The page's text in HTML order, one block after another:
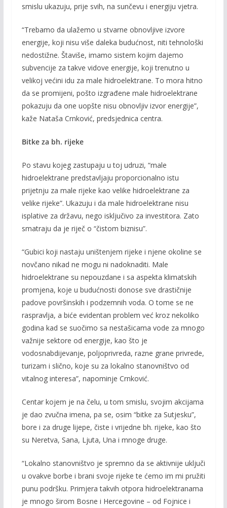
smislu ukazuju, prije svih, na sunčevu i energiju vjetra.
“Trebamo da ulažemo u stvarne obnovljive izvore
energije, koji nisu više daleka budućnost, niti tehnološki
nedostižne. Štaviše, imamo sistem kojim dajemo
subvencije za takve vidove energije, koji trenutno u
velikoj većini idu za male hidroelektrane. To mora hitno
da se promijeni, pošto izgrađene male hidroelektrane
pokazuju da one uopšte nisu obnovljiv izvor energije”,
kaže Nataša Crnković, predsjednica centra.
Bitke za bh. rijeke
Po stavu kojeg zastupaju u toj udruzi, “male
hidroelektrane predstavljaju proporcionalno istu
prijetnju za male rijeke kao velike hidroelektrane za
velike rijeke”. Ukazuju i da male hidroelektrane nisu
isplative za državu, nego isključivo za investitora. Zato
smatraju da je riječ o “čistom biznisu”.
“Gubici koji nastaju uništenjem rijeke i njene okoline se
novčano nikad ne mogu ni nadoknaditi. Male
hidroelektrane su nepouzdane i sa aspekta klimatskih
promjena, koje u budućnosti donose sve drastičnije
padove površinskih i podzemnih voda. O tome se ne
raspravlja, a biće evidentan problem već kroz nekoliko
godina kad se suočimo sa nestašicama vode za mnogo
važnije sektore od energije, kao što je
vodosnabdijevanje, poljoprivreda, razne grane privrede,
turizam i slično, koje su za lokalno stanovništvo od
vitalnog interesa”, napominje Crnković.
Centar kojem je na čelu, u tom smislu, svojim akcijama
je dao zvučna imena, pa se, osim “bitke za Sutjesku”,
bore i za druge lijepe, čiste i vrijedne bh. rijeke, kao što
su Neretva, Sana, Ljuta, Una i mnoge druge.
“Lokalno stanovništvo je spremno da se aktivnije uključi
u ovakve borbe i brani svoje rijeke te ćemo im mi pružiti
punu podršku. Primjera takvih otpora hidroelektranama
je mnogo širom Bosne i Hercegovine – od Fojnice i